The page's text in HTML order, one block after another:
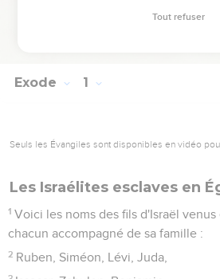
permission. All rights reserved
Exode 1
Seuls les Évangiles sont disponibles en vidéo
Les Israélites esclaves en
1 Voici les noms des fils d'Israël venus
chacun accompagné de sa famille :
2 Ruben, Siméon, Lévi, Juda,
Tout refuser